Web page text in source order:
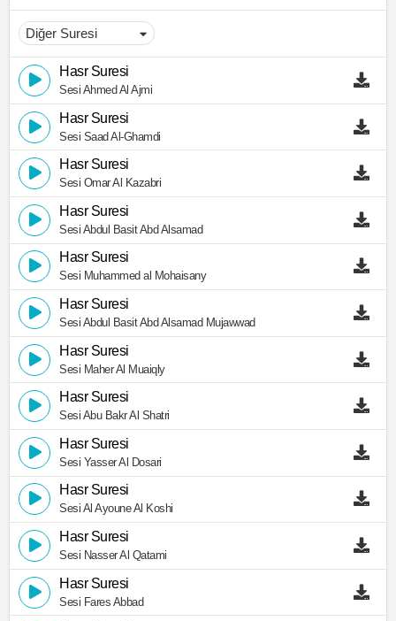
Hasr Suresi
Sesi Ahmed Al Ajmi
Hasr Suresi
Sesi Saad Al-Ghamdi
Hasr Suresi
Sesi Omar Al Kazabri
Hasr Suresi
Sesi Abdul Basit Abd Alsamad
Hasr Suresi
Sesi Muhammed al Mohaisany
Hasr Suresi
Sesi Abdul Basit Abd Alsamad Mujawwad
Hasr Suresi
Sesi Maher Al Muaiqly
Hasr Suresi
Sesi Abu Bakr Al Shatri
Hasr Suresi
Sesi Yasser Al Dosari
Hasr Suresi
Sesi Al Ayoune Al Koshi
Hasr Suresi
Sesi Nasser Al Qatami
Hasr Suresi
Sesi Fares Abbad